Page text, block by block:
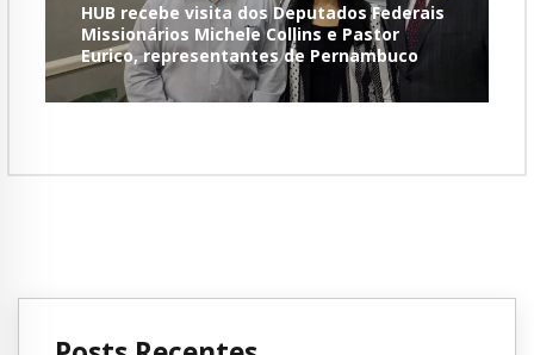
HUB recebe visita dos Deputados Federais
Missionários Michele Collins e Pastor
Eurico, representantes de Pernambuco